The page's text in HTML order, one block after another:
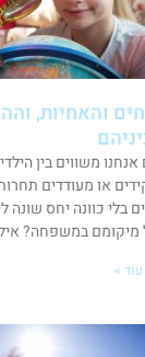
והאחיות,
משווים בין
או מעודדים
בלי כוונה יחס
מיקומם במשפחה?
»